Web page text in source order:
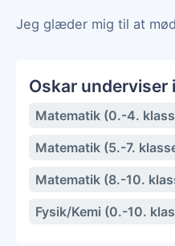
Jeg glæder mig til at
Oskar underviser
Matematik (0.-4.
Matematik (5.-7.
Matematik (8.-10.
Fysik/Kemi (0.-10.